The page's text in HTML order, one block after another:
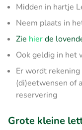
Midden in hartje
Neem plaats in
Zie hierde
Ook geldig in het
Er wordt
(di)eetwensen of
reservering
Grote kleine